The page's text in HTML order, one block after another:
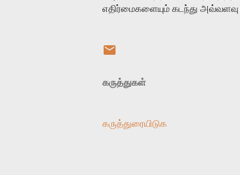
எதிர்மைகளையும் கடந்து அவ்வளவு
கருத்துகள்
கருத்துரையிடுக